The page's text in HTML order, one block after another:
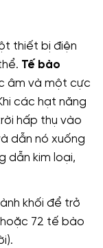
thiết bị điện
Tế bào
âm và một cực
các hạt năng
hấp thụ vào
dẫn nó xuống
dẫn kim loại,
khối để trở
72 tế bào